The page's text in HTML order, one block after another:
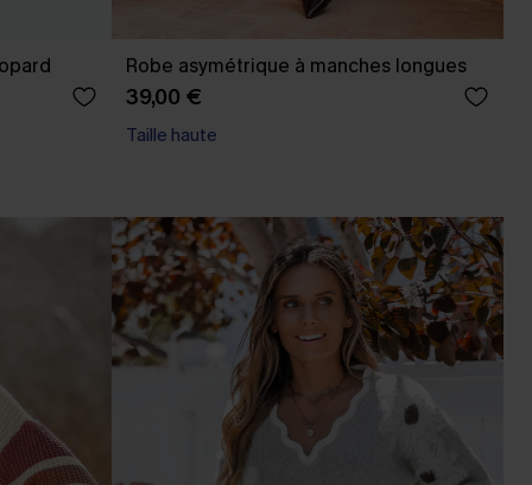
Robe asymétrique à manches longues
39,00 €
Taille haute